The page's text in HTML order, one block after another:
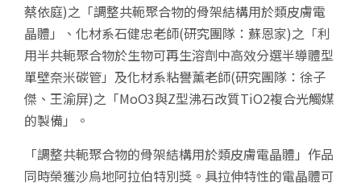
蔡依庭)之「調整共軛聚合物的骨架結構用於類皮膚電
晶體」、化材系石健忠老師(研究團隊：蘇恩家)之「利
用半共軛聚合物於生物可再生溶劑中高效分選半導體型
單壁奈米碳管」及化材系粘譽薰老師(研究團隊：徐子
傑、王渝屏)之「MoO3與Z型沸石改質TiO2複合光觸媒
的製備」。
「調整共軛聚合物的骨架結構用於類皮膚電晶體」作品
同時榮獲沙烏地阿拉伯特別獎。具拉伸特性的電晶體可